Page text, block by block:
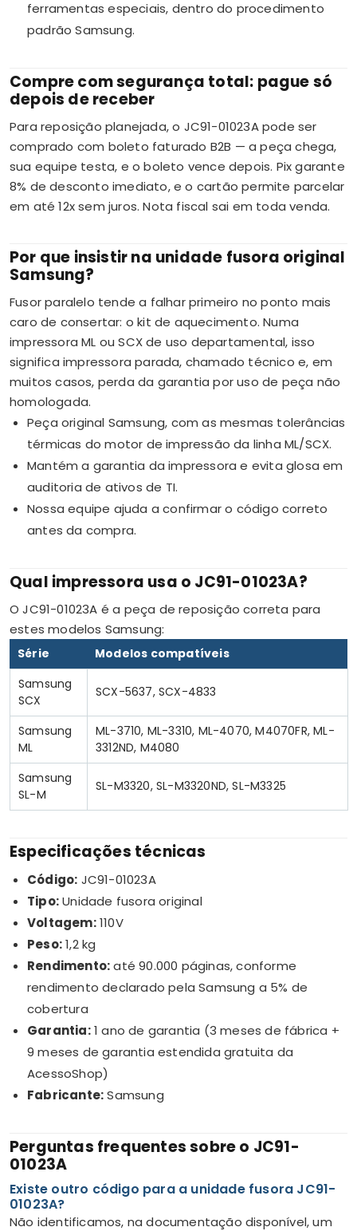
ferramentas especiais, dentro do procedimento
padrão Samsung.
Compre com segurança total: pague só
depois de receber
Para reposição planejada, o JC91-01023A pode ser
comprado com boleto faturado B2B — a peça chega,
sua equipe testa, e o boleto vence depois. Pix garante
8% de desconto imediato, e o cartão permite parcelar
em até 12x sem juros. Nota fiscal sai em toda venda.
Por que insistir na unidade fusora original
Samsung?
Fusor paralelo tende a falhar primeiro no ponto mais
caro de consertar: o kit de aquecimento. Numa
impressora ML ou SCX de uso departamental, isso
significa impressora parada, chamado técnico e, em
muitos casos, perda da garantia por uso de peça não
homologada.
Peça original Samsung, com as mesmas tolerâncias
térmicas do motor de impressão da linha ML/SCX.
Mantém a garantia da impressora e evita glosa em
auditoria de ativos de TI.
Nossa equipe ajuda a confirmar o código correto
antes da compra.
Qual impressora usa o JC91-01023A?
O JC91-01023A é a peça de reposição correta para
estes modelos Samsung:
Série
Modelos compatíveis
Samsung
SCX
SCX-5637, SCX-4833
Samsung
ML
ML-3710, ML-3310, ML-4070, M4070FR, ML-
3312ND, M4080
Samsung
SL-M
SL-M3320, SL-M3320ND, SL-M3325
Especificações técnicas
Código: JC91-01023A
Tipo:Unidade fusora original
Voltagem:110V
Peso:1,2 kg
Rendimento:até 90.000 páginas, conforme
rendimento declarado pela Samsung a 5% de
cobertura
Garantia:1 ano de garantia (3 meses de fábrica +
9 meses de garantia estendida gratuita da
AcessoShop)
Fabricante:Samsung
Perguntas frequentes sobre o JC91-
01023A
Existe outro código para a unidade fusora JC91-
01023A?
Não identificamos, na documentação disponível, um